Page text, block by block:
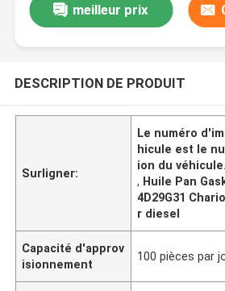
meilleur prix
DESCRIPTION DE PRODUIT
Surligner:
Le numéro
hicule est le
ion du véhicule.
, Huile Pan
4D29G31
r diesel
Capacité d'approv
isionnement
100 pièces par